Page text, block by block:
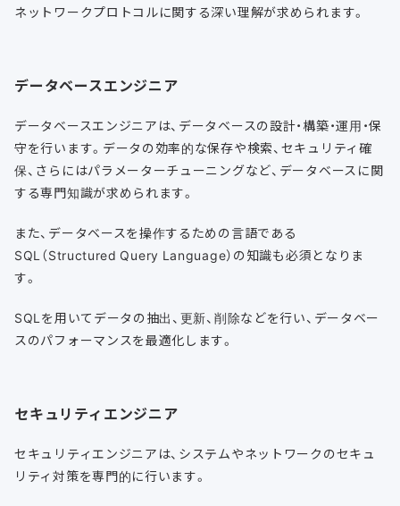
ネットワークプロトコルに関する深い理解が求められます。
データベースエンジニア
データベースエンジニアは、データベースの設計・構築・運用・保
守を行います。データの効率的な保存や検索、セキュリティ確
保、さらにはパラメーターチューニングなど、データベースに関
する専門知識が求められます。
また、データベースを操作するための言語である
SQL（Structured Query Language）の知識も必須となりま
す。
SQLを用いてデータの抽出、更新、削除などを行い、データベー
スのパフォーマンスを最適化します。
セキュリティエンジニア
セキュリティエンジニアは、システムやネットワークのセキュ
リティ対策を専門的に行います。